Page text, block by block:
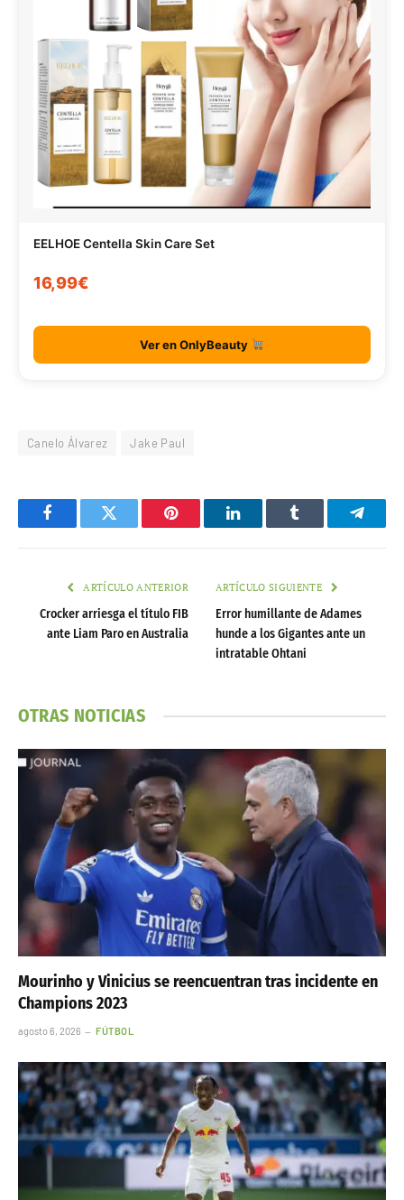
EELHOE Centella Skin Care Set
16,99€
Ver en OnlyBeauty
Canelo Álvarez Jake Paul
FacebookTwitter Pinterest LinkedInTumblr
ARTÍCULO ANTERIOR
Crocker arriesga el título FIB
ante Liam Paro en Australia
ARTÍCULO SIGUIENTE
Error humillante de Adames
hunde a los Gigantes ante un
intratable Ohtani
OTRAS NOTICIAS
Mourinho y Vinicius se reencuentran tras incidente en
Champions 2023
agosto 6, 2026 FÚTBOL